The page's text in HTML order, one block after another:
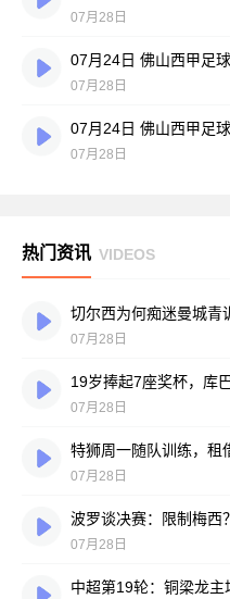
07月28日
07月28日
07月28日
热门资讯 VIDEOS
07月28日
19岁捧起7座奖杯，库
07月28日
07月28日
07月28日